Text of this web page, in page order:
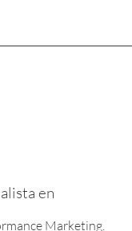
en
Marketing.